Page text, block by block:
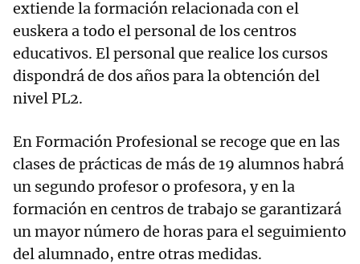
extiende la formación relacionada con el
euskera a todo el personal de los centros
educativos. El personal que realice los cursos
dispondrá de dos años para la obtención del
nivel PL2.
En Formación Profesional se recoge que en las
clases de prácticas de más de 19 alumnos habrá
un segundo profesor o profesora, y en la
formación en centros de trabajo se garantizará
un mayor número de horas para el seguimiento
del alumnado, entre otras medidas.